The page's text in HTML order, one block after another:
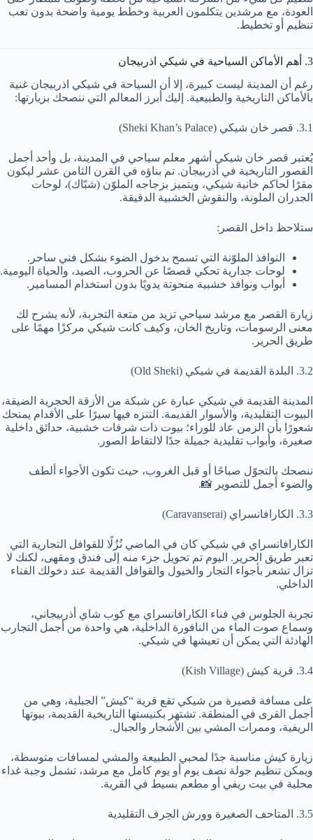
العودة، مع مرشدين يتكلمون العربية وخطط يومية واضحة بدون تعب
تنظيم أو تخطيط.
3. أهم الأماكن السياحية في شيكي اذربيجان
رغم أن المدينة ليست كبيرة، إلا أن السياحة في شيكي اذربيجان غنية
بالأماكن التاريخية والطبيعية. إليك أبرز المعالم التي ننصحك بزيارتها:
3.1. قصر خان شيكي (Sheki Khan’s Palace)
يُعتبر قصر خان شيكي أشهر معلم سياحي في المدينة، بل وأحد أجمل
القصور التاريخية في أذربيجان. تم بناؤه في القرن الثامن عشر ليكون
مقرًا لحاكم خانية شيكي، ويتميز بزجاجه الملوّن (شبّاك)، لوحات
الجدران الملونة، والنقوش الخشبية الدقيقة.
ستلاحظ داخل القصر:
النوافذ الملوّنة التي تسمح بدخول الضوء بشكل فني ساحر.
لوحات جدارية تحكي قصصًا عن الحروب، الصيد، والحياة اليومية.
أبواب ونوافذ خشبية منحوتة يدويًا بدون استخدام المسامير.
زيارة القصر مع مرشد سياحي تزيد من متعة التجربة، لأنه يشرح لك
معنى الرسومات، وتاريخ الخان، وكيف كانت شيكي مركزًا مهمًا على
طريق الحرير.
3.2. البلدة القديمة في شيكي (Old Sheki)
المدينة القديمة في شيكي عبارة عن شبكة من الأزقة الحجرية الضيقة،
البيوت التقليدية، والأسوار القديمة. التنزه فيها سيرًا على الأقدام يمنحك
شعورًا بأن الزمن عاد للوراء؛ بيوت ذات شرفات خشبية، حدائق داخلية
صغيرة، وأبواب تقليدية جميلة جدًا لالتقاط الصور.
ننصحك بالتجوّل صباحًا أو قبل الغروب، حيث تكون الأجواء ألطف
والضوء أجمل للتصوير 📸.
3.3. الكارافانسراي (Caravanserai)
الكارافانسراي في شيكي كان في الماضي نُزُلًا للقوافل التجارية التي
تعبر طريق الحرير. اليوم تم تحويل جزء منه إلى فندق ومقهى، لكنك لا
تزال تشعر بأجواء التجار والخيول والقوافل القديمة عند دخولك الفناء
الداخلي.
تجربة الجلوس في فناء الكارافانسراي مع كوب شاي أذربيجاني،
وسماع صوت الماء من النافورة الداخلية، هي واحدة من أجمل التجارب
الهادئة التي يمكن أن تعيشها في شيكي.
3.4. قرية كيش (Kish Village)
على مسافة قصيرة من شيكي تقع قرية “كيش” الجبلية، وهي من
أجمل القرى في المنطقة. تشتهر بكنيستها التاريخية القديمة، بيوتها
الريفية، وممرات المشي بين الأشجار والجبال.
زيارة كيش مناسبة جدًا لمحبي الطبيعة والمشي لمسافات متوسطة،
ويمكن تنظيم جولة نصف يوم أو يوم كامل مع مرشد، تشمل وجبة غداء
محلية في بيت ريفي أو مطعم بسيط في القرية.
3.5. المتاحف الصغيرة وورش الحِرف التقليدية